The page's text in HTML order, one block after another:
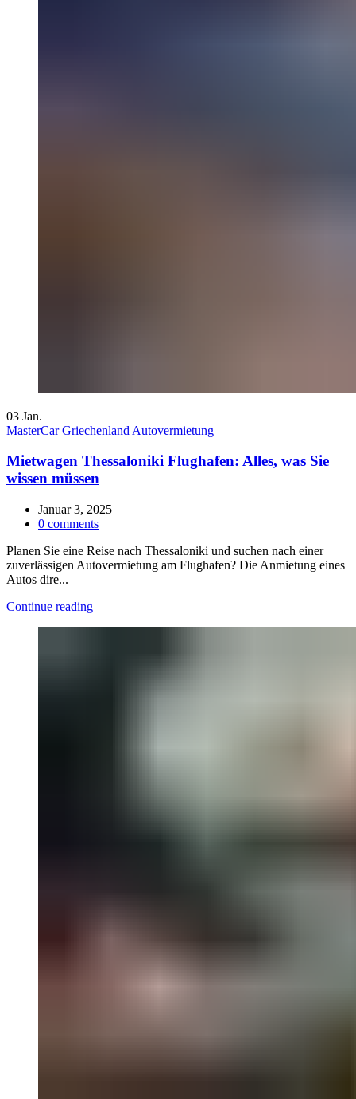
03 Jan.
MasterCar Griechenland Autovermietung
Mietwagen Thessaloniki Flughafen: Alles, was Sie
wissen müssen
Januar 3, 2025
0 comments
Planen Sie eine Reise nach Thessaloniki und suchen nach einer
zuverlässigen Autovermietung am Flughafen? Die Anmietung eines
Autos dire...
Continue reading